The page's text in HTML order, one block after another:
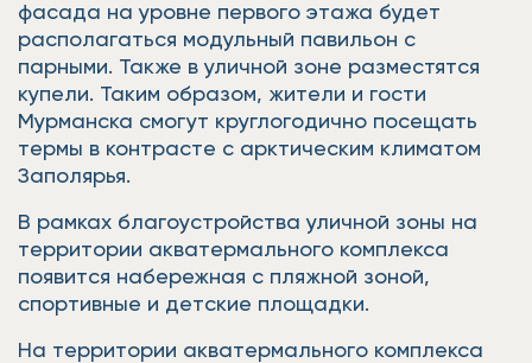
фасада на уровне первого этажа будет
располагаться модульный павильон с
парными. Также в уличной зоне разместятся
купели. Таким образом, жители и гости
Мурманска смогут круглогодично посещать
термы в контрасте с арктическим климатом
Заполярья.
В рамках благоустройства уличной зоны на
территории акватермального комплекса
появится набережная с пляжной зоной,
спортивные и детские площадки.
На территории акватермального комплекса